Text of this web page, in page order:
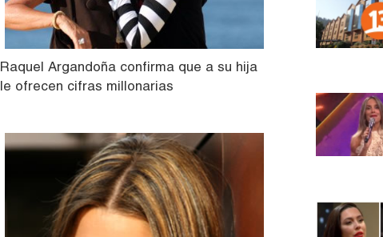
Raquel Argandoña confirma que a su hija
le ofrecen cifras millonarias